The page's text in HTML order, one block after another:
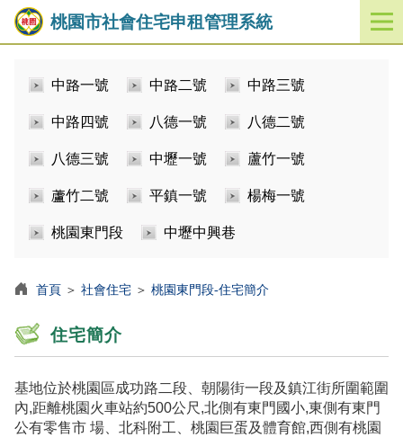
桃園市社會住宅申租管理系統
開
啟
中路一號 中路二號 中路三號
中路四號 八德一號 八德二號
八德三號 中壢一號 蘆竹一號
蘆竹二號 平鎮一號 楊梅一號
桃園東門段 中壢中興巷
首頁 ＞ 社會住宅 ＞ 桃園東門段-住宅簡介
住宅簡介
基地位於桃園區成功路二段、朝陽街一段及鎮江街所圍範圍
內,距離桃園火車站約500公尺,北側有東門國小,東側有東門
公有零售市 場、北科附工、桃園巨蛋及體育館,西側有桃園